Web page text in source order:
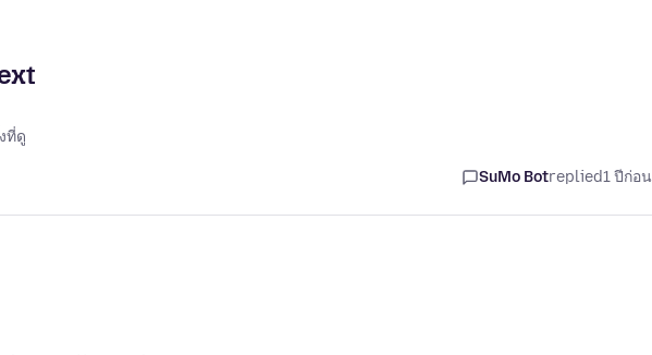
ที่ดู
SuMo Botreplied1 ปีก่อน